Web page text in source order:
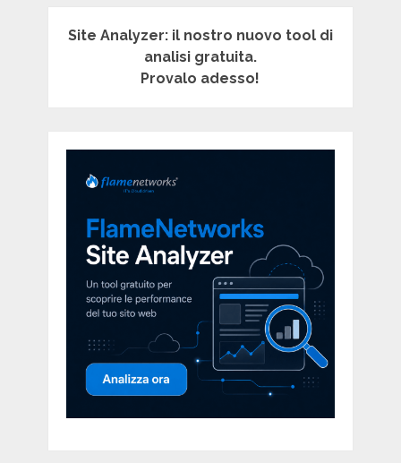
Site Analyzer: il nostro nuovo tool di
analisi gratuita.
Provalo adesso!